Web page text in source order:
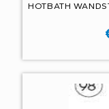
HOTBATH